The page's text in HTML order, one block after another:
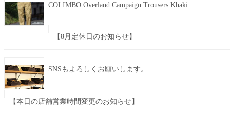
COLIMBO Overland Campaign Trousers Khaki
【8月定休日のお知らせ】
SNSもよろしくお願いします。
【本日の店舗営業時間変更のお知らせ】